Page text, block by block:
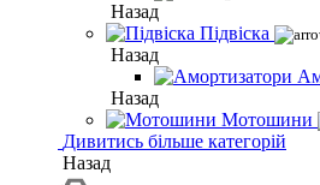
Назад
Підвіска
Назад
Назад
Мотошини
Дивитись більше категорій
Назад